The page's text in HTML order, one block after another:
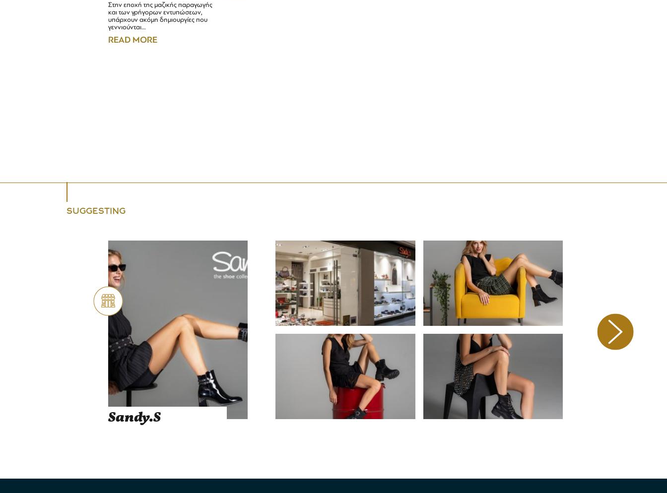
Στην εποχή της μαζικής παραγωγής
και των γρήγορων εντυπώσεων,
υπάρχουν ακόμη δημιουργίες που
γεννιούνται…
READ MORE
SUGGESTING
Sandy.S